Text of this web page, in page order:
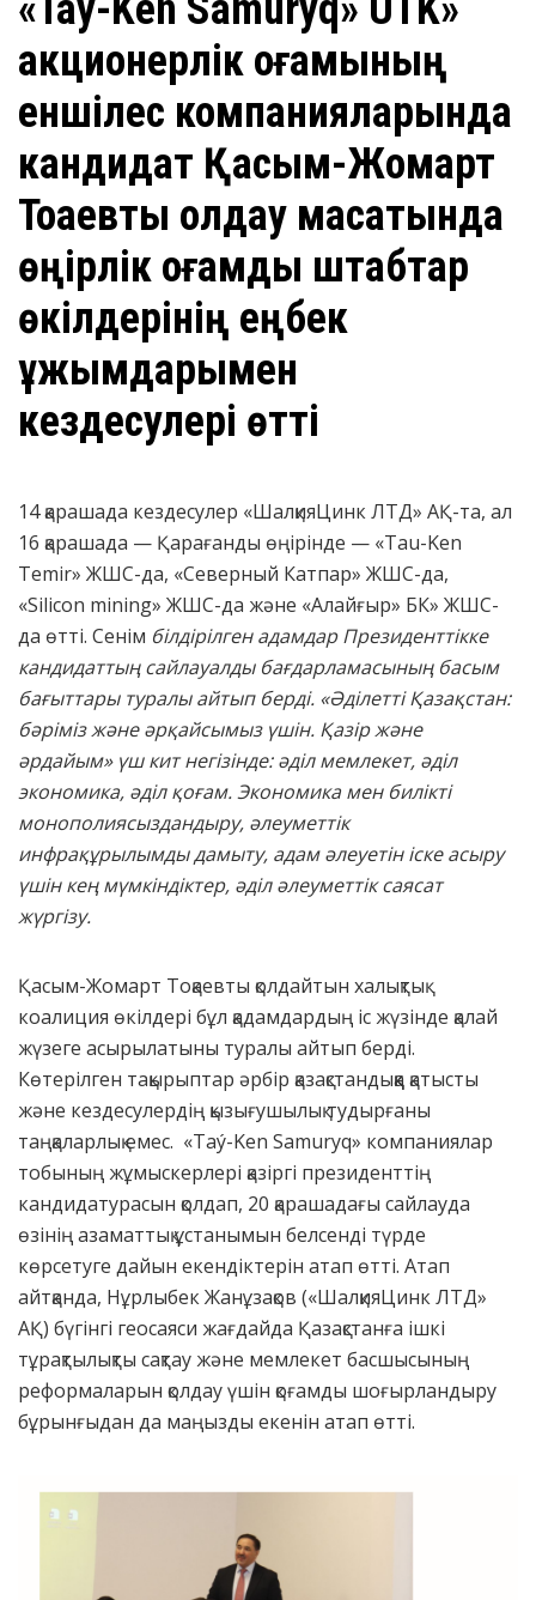
акционерлік қоғамының
еншілес компанияларында
кандидат Қасым-Жомарт
Тоқаевты қолдау мақсатында
өңірлік қоғамдық штабтар
өкілдерінің еңбек
ұжымдарымен
кездесулері өтті
14 қарашада кездесулер «ШалқияЦинк ЛТД» АҚ-та, ал
16 қарашада — Қарағанды өңірінде — «Tau-Ken
Temir» ЖШС-да, «Северный Катпар» ЖШС-да,
«Silicon mining» ЖШС-да және «Алайғыр» БК» ЖШС-
да өтті. Сенім білдірілген адамдар Президенттікке
кандидаттың сайлауалды бағдарламасының басым
бағыттары туралы айтып берді. «Әділетті Қазақстан:
бәріміз және әрқайсымыз үшін. Қазір және
әрдайым» үш кит негізінде: әділ мемлекет, әділ
экономика, әділ қоғам. Экономика мен билікті
монополиясыздандыру, әлеуметтік
инфрақұрылымды дамыту, адам әлеуетін іске асыру
үшін кең мүмкіндіктер, әділ әлеуметтік саясат
жүргізу.
Қасым-Жомарт Тоқаевты қолдайтын халықтық
коалиция өкілдері бұл қадамдардың іс жүзінде қалай
жүзеге асырылатыны туралы айтып берді.
Көтерілген тақырыптар әрбір қазақстандыққа қатысты
және кездесулердің қызығушылық тудырғаны
таңқаларлық емес. «Taý-Ken Samuryq» компаниялар
тобының жұмыскерлері қазіргі президенттің
кандидатурасын қолдап, 20 қарашадағы сайлауда
өзінің азаматтық ұстанымын белсенді түрде
көрсетуге дайын екендіктерін атап өтті. Атап
айтқанда, Нұрлыбек Жанұзақов («ШалқияЦинк ЛТД»
АҚ) бүгінгі геосаяси жағдайда Қазақстанға ішкі
тұрақтылықты сақтау және мемлекет басшысының
реформаларын қолдау үшін қоғамды шоғырландыру
бұрынғыдан да маңызды екенін атап өтті.